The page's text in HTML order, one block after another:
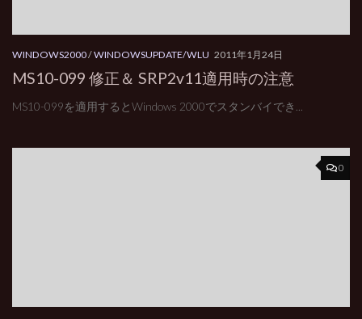
WINDOWS2000/WINDOWSUPDATE/WLU 2011年1月24日
MS10-099 修正＆ SRP2v11適用時の注意
MS10-099を適用するとWindows 2000でスタンバイでき...
0